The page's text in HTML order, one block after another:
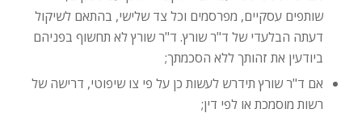
שותפים עסקיים, מפרסמים וכל צד שלישי, בהתאם לשיקול
דעתה הבלעדי של ד"ר שורץ. ד"ר שורץ לא תחשוף בפניהם
ביודעין את זהותך ללא הסכמתך;
אם ד"ר שורץ תידרש לעשות כן על פי צו שיפוטי, דרישה של
רשות מוסמכת או לפי דין;